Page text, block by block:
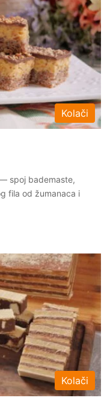
Kolači
spoj bademaste,
fila od žumanaca i
Kolači